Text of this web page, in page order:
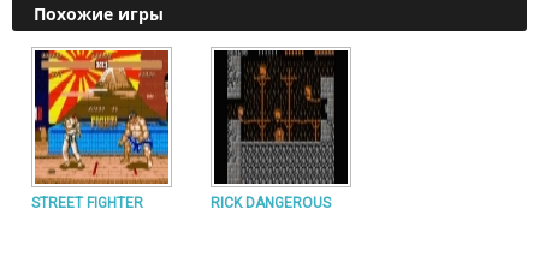
Похожие игры
STREET FIGHTER RICK DANGEROUS